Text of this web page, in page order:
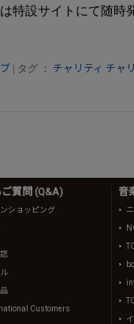
特設サイトにて随時
| タグ ： チャリティ チャ
質問 (Q&A)
ショッピング
Customers
音